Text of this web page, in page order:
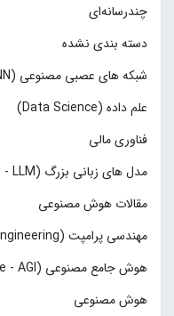
چند‌‌رسانه‌ای
دسته بندی نشده
شبکه های عصبی مصنوعی (Artificial Neural Networks - ANN)
علم داده (Data Science)
فناوری مالی
مدل های زبانی بزرگ (Large Language Models - LLM)
مقالات هوش مصنوعی
مهندسی پرامپت (Prompt Engineering)
هوش جامع مصنوعی (Artificial General Intelligence - AGI)
هوش مصنوعی